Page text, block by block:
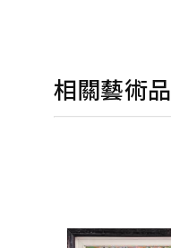
相關藝術品